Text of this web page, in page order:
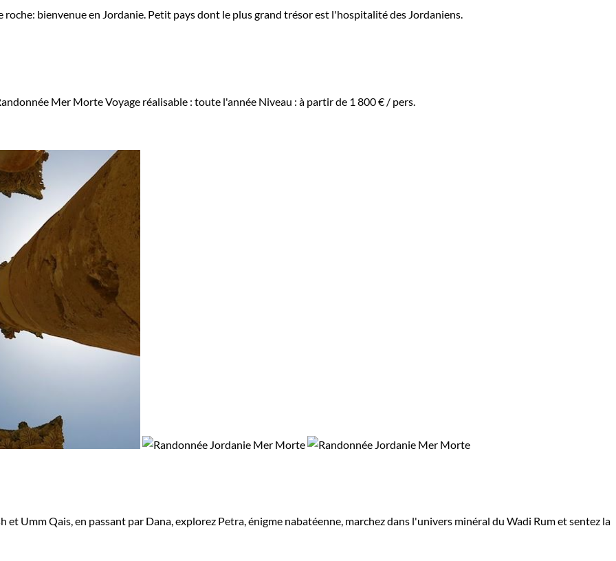
roche: bienvenue en Jordanie. Petit pays dont le plus grand trésor est l'hospitalité des Jordaniens.
Mer MorteVoyage réalisable : toute l'année Niveau : à partir de 1 800 € / pers.
Umm Qais, en passant par Dana, explorez Petra, énigme nabatéenne, marchez dans l'univers minéral du Wadi Rum et sentez la